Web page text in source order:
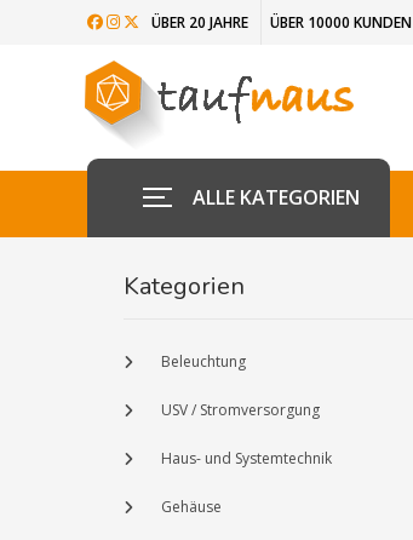
ÜBER 20 JAHRE ÜBER 10000 KUNDEN
ALLE KATEGORIEN
Kategorien
Beleuchtung
USV / Stromversorgung
Haus- und Systemtechnik
Gehäuse